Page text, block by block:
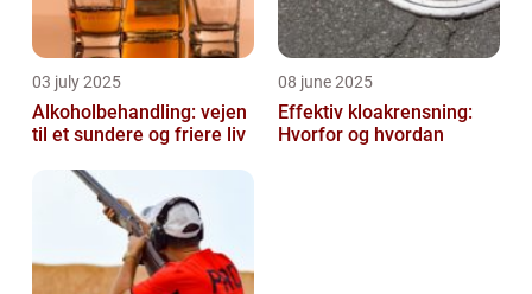
03 july 2025
Alkoholbehandling: vejen
til et sundere og friere liv
08 june 2025
Effektiv kloakrensning:
Hvorfor og hvordan